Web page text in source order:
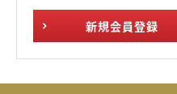
新規会員登録